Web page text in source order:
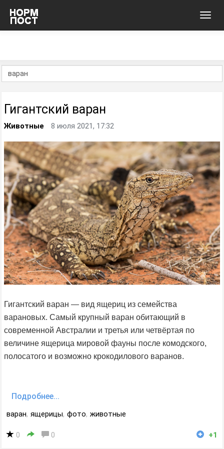
Гигантский варан
Животные 8 июля 2021, 17:32
Гигантский варан — вид ящериц из семейства
варановых. Самый крупный варан обитающий в
современной Австралии и третья или четвёртая по
величине ящерица мировой фауны после комодского,
полосатого и возможно крокодилового варанов.
Подробнее...
варан, ящерицы, фото, животные
0 0 +1